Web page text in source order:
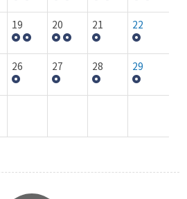
19 20 21 22
26 27 28 29